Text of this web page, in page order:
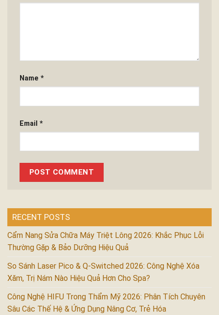
Name *
Email *
RECENT POSTS
Cẩm Nang Sửa Chữa Máy Triệt Lông 2026: Khắc Phục Lỗi
Thường Gặp & Bảo Dưỡng Hiệu Quả
So Sánh Laser Pico & Q-Switched 2026: Công Nghệ Xóa
Xăm, Trị Nám Nào Hiệu Quả Hơn Cho Spa?
Công Nghệ HIFU Trong Thẩm Mỹ 2026: Phân Tích Chuyên
Sâu Các Thế Hệ & Ứng Dụng Nâng Cơ, Trẻ Hóa